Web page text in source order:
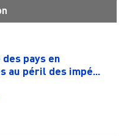
pays en
au péril des impé...